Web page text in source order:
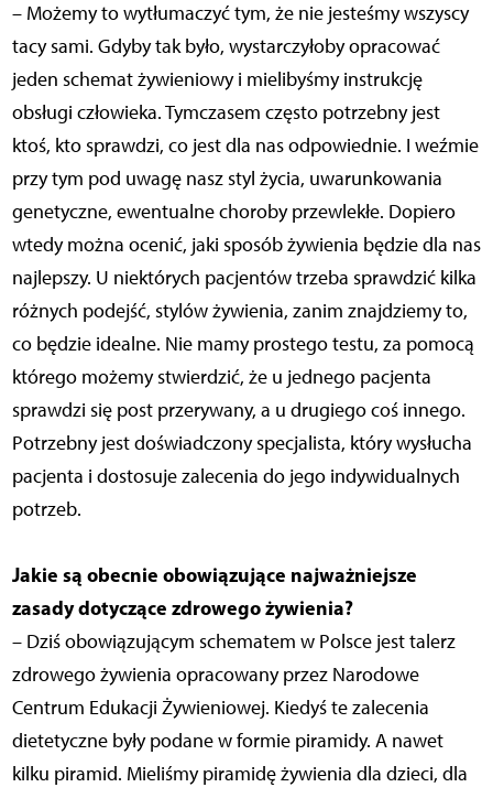
– Możemy to wytłumaczyć tym, że nie jesteśmy wszyscy
tacy sami. Gdyby tak było, wystarczyłoby opracować
jeden schemat żywieniowy i mielibyśmy instrukcję
obsługi człowieka. Tymczasem często potrzebny jest
ktoś, kto sprawdzi, co jest dla nas odpowiednie. I weźmie
przy tym pod uwagę nasz styl życia, uwarunkowania
genetyczne, ewentualne choroby przewlekłe. Dopiero
wtedy można ocenić, jaki sposób żywienia będzie dla nas
najlepszy. U niektórych pacjentów trzeba sprawdzić kilka
różnych podejść, stylów żywienia, zanim znajdziemy to,
co będzie idealne. Nie mamy prostego testu, za pomocą
którego możemy stwierdzić, że u jednego pacjenta
sprawdzi się post przerywany, a u drugiego coś innego.
Potrzebny jest doświadczony specjalista, który wysłucha
pacjenta i dostosuje zalecenia do jego indywidualnych
potrzeb.
Jakie są obecnie obowiązujące najważniejsze
zasady dotyczące zdrowego żywienia?
– Dziś obowiązującym schematem w Polsce jest talerz
zdrowego żywienia opracowany przez Narodowe
Centrum Edukacji Żywieniowej. Kiedyś te zalecenia
dietetyczne były podane w formie piramidy. A nawet
kilku piramid. Mieliśmy piramidę żywienia dla dzieci, dla